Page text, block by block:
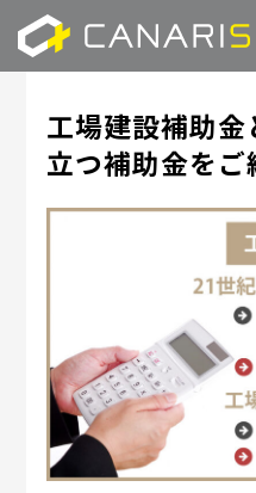
工場建設補助
立つ補助金をご